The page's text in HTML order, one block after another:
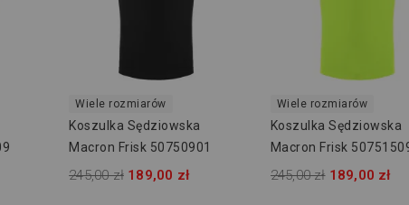
Wiele rozmiarów
Koszulka Sędziowska
Macron Frisk 50750901
245,00 zł 189,00 zł
Wiele rozmiarów
Koszulka Sędziowska
Macron Frisk
245,00 zł 189,00 zł